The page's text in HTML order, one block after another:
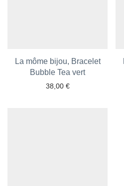
La môme bijou, Bracelet
Bubble Tea vert
38,00 €